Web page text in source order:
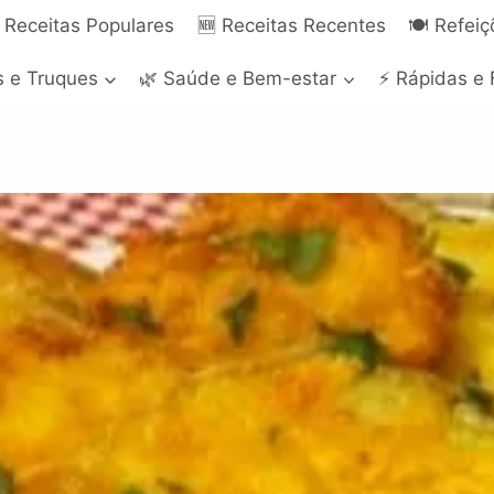
Receitas Populares 🆕 Receitas Recentes 🍽️
e Truques 🌿 Saúde e Bem-estar ⚡ Rápidas e